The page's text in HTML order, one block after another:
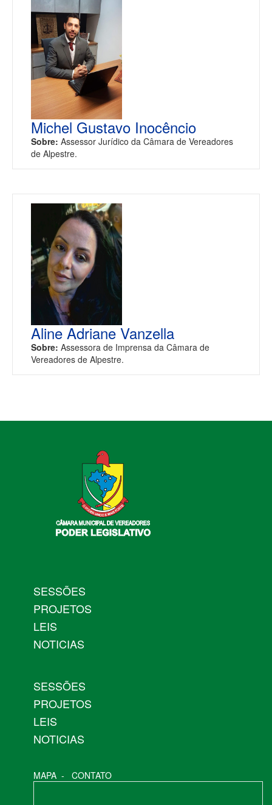
Michel Gustavo Inocêncio
Sobre: Assessor Jurídico da Câmara de Vereadores
de Alpestre.
Aline Adriane Vanzella
Sobre: Assessora de Imprensa da Câmara de
Vereadores de Alpestre.
SESSÕES
PROJETOS
LEIS
NOTICIAS
SESSÕES
PROJETOS
LEIS
NOTICIAS
MAPA - CONTATO